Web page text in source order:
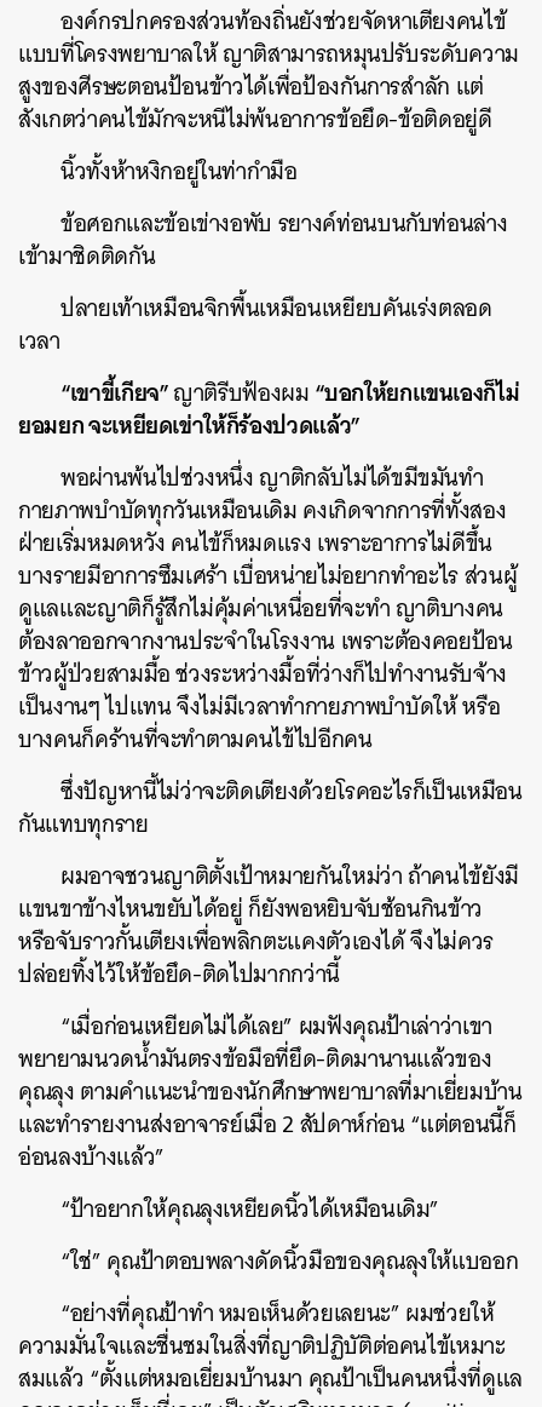
องค์กรปกครองส่วนท้องถิ่นยังช่วยจัดหาเตียงคนไข้
แบบที่โครงพยาบาลให้ ญาติสามารถหมุนปรับระดับความ
สูงของศีรษะตอนป้อนข้าวได้เพื่อป้องกันการสำลัก แต่
สังเกตว่าคนไข้มักจะหนีไม่พ้นอาการข้อยึด-ข้อติดอยู่ดี
นิ้วทั้งห้าหงิกอยู่ในท่ากำมือ
ข้อศอกและข้อเข่างอพับ รยางค์ท่อนบนกับท่อนล่าง
เข้ามาชิดติดกัน
ปลายเท้าเหมือนจิกพื้นเหมือนเหยียบคันเร่งตลอด
เวลา
“เขาขี้เกียจ”ญาติรีบฟ้องผม“บอกให้ยกแขนเองก็ไม่
ยอมยก จะเหยียดเข่าให้ก็ร้องปวดแล้ว”
พอผ่านพ้นไปช่วงหนึ่ง ญาติกลับไม่ได้ขมีขมันทำ
กายภาพบำบัดทุกวันเหมือนเดิม คงเกิดจากการที่ทั้งสอง
ฝ่ายเริ่มหมดหวัง คนไข้ก็หมดแรง เพราะอาการไม่ดีขึ้น
บางรายมีอาการซึมเศร้า เบื่อหน่ายไม่อยากทำอะไร ส่วนผู้
ดูแลและญาติก็รู้สึกไม่คุ้มค่าเหนื่อยที่จะทำ ญาติบางคน
ต้องลาออกจากงานประจำในโรงงาน เพราะต้องคอยป้อน
ข้าวผู้ป่วยสามมื้อ ช่วงระหว่างมื้อที่ว่างก็ไปทำงานรับจ้าง
เป็นงานๆ ไปแทน จึงไม่มีเวลาทำกายภาพบำบัดให้ หรือ
บางคนก็คร้านที่จะทำตามคนไข้ไปอีกคน
ซึ่งปัญหานี้ไม่ว่าจะติดเตียงด้วยโรคอะไรก็เป็นเหมือน
กันแทบทุกราย
ผมอาจชวนญาติตั้งเป้าหมายกันใหม่ว่า ถ้าคนไข้ยังมี
แขนขาข้างไหนขยับได้อยู่ ก็ยังพอหยิบจับช้อนกินข้าว
หรือจับราวกั้นเตียงเพื่อพลิกตะแคงตัวเองได้ จึงไม่ควร
ปล่อยทิ้งไว้ให้ข้อยึด-ติดไปมากกว่านี้
“เมื่อก่อนเหยียดไม่ได้เลย” ผมฟังคุณป้าเล่าว่าเขา
พยายามนวดน้ำมันตรงข้อมือที่ยึด-ติดมานานแล้วของ
คุณลุง ตามคำแนะนำของนักศึกษาพยาบาลที่มาเยี่ยมบ้าน
และทำรายงานส่งอาจารย์เมื่อ 2 สัปดาห์ก่อน “แต่ตอนนี้ก็
อ่อนลงบ้างแล้ว”
“ป้าอยากให้คุณลุงเหยียดนิ้วได้เหมือนเดิม”
“ใช่” คุณป้าตอบพลางดัดนิ้วมือของคุณลุงให้แบออก
“อย่างที่คุณป้าทำ หมอเห็นด้วยเลยนะ” ผมช่วยให้
ความมั่นใจและชื่นชมในสิ่งที่ญาติปฏิบัติต่อคนไข้เหมาะ
สมแล้ว “ตั้งแต่หมอเยี่ยมบ้านมา คุณป้าเป็นคนหนึ่งที่ดูแล